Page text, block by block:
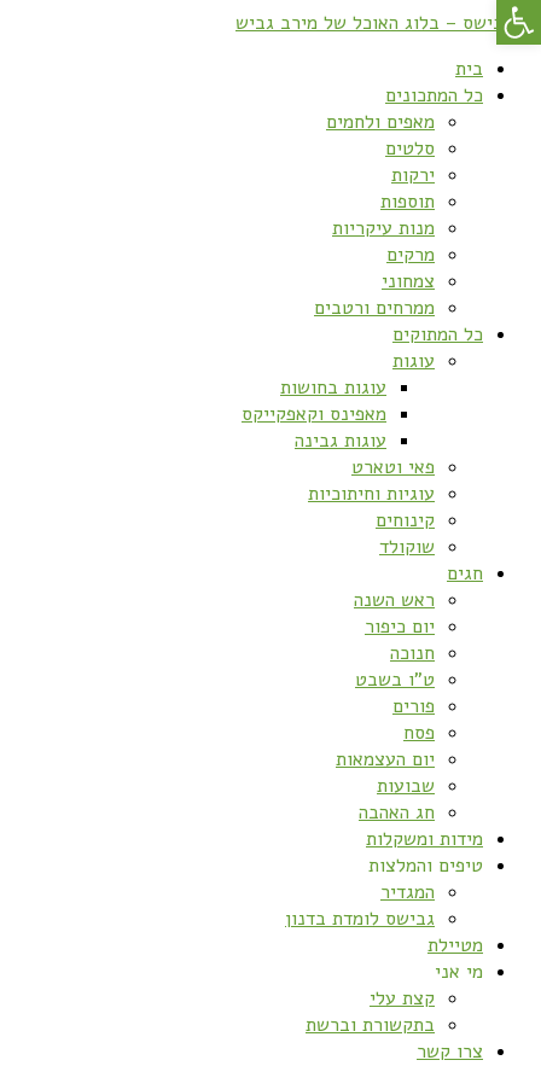
בית
כל המתכונים
מאפים ולחמים
סלטים
ירקות
תוספות
מנות עיקריות
מרקים
צמחוני
ממרחים ורטבים
כל המתוקים
עוגות
עוגות בחושות
מאפינס וקאפקייקס
עוגות גבינה
פאי וטארט
עוגיות וחיתוכיות
קינוחים
שוקולד
חגים
ראש השנה
יום כיפור
חנוכה
ט”ו בשבט
פורים
פסח
יום העצמאות
שבועות
חג האהבה
מידות ומשקלות
טיפים והמלצות
המגדיר
גבישס לומדת בדנון
מטיילת
מי אני
קצת עלי
בתקשורת וברשת
צרו קשר